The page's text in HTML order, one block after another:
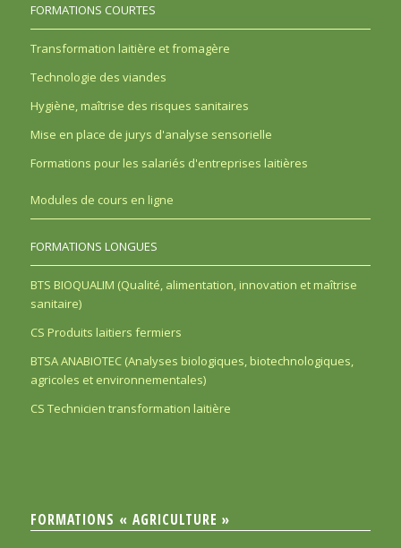
FORMATIONS COURTES
Transformation laitière et fromagère
Technologie des viandes
Hygiène, maîtrise des risques sanitaires
Mise en place de jurys d'analyse sensorielle
Formations pour les salariés d'entreprises laitières
Modules de cours en ligne
FORMATIONS LONGUES
BTS BIOQUALIM (Qualité, alimentation, innovation et maîtrise
sanitaire)
CS Produits laitiers fermiers
BTSA ANABIOTEC (Analyses biologiques, biotechnologiques,
agricoles et environnementales)
CS Technicien transformation laitière
FORMATIONS « AGRICULTURE »